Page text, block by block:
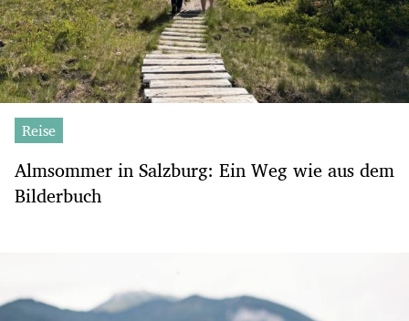
Reise
Almsommer in Salzburg: Ein Weg wie aus dem
Bilderbuch